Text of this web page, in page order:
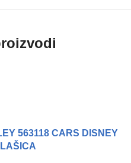
563118 CARS DISNEY